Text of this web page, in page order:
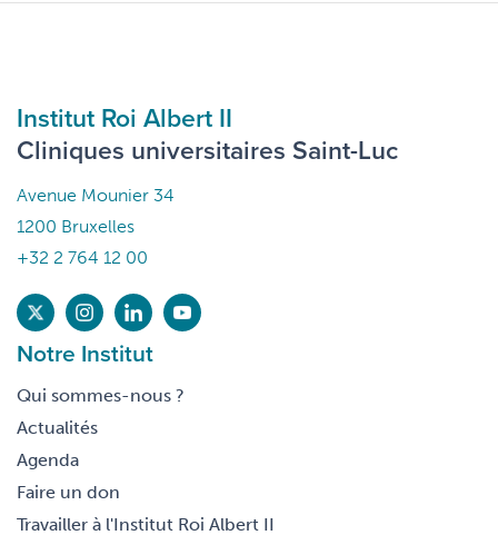
Institut Roi Albert II
Cliniques universitaires Saint-Luc
Avenue Mounier 34
1200 Bruxelles
+32 2 764 12 00
Notre Institut
Qui sommes-nous ?
Actualités
Agenda
Faire un don
Travailler à l'Institut Roi Albert II